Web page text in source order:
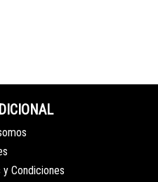
y Condiciones